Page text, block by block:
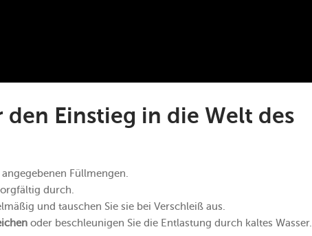
Einstieg in die Welt des
angegebenen Füllmengen.
durch.
und tauschen Sie sie bei Verschleiß aus.
oder beschleunigen Sie die Entlastung durch kaltes Wasser.